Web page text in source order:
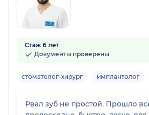
Стаж 6 лет
Документы проверены
стоматолог-хирург имплантолог
Рвал зуб не простой. Прошло всë